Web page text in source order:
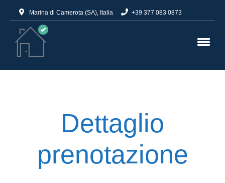
Marina di Camerota (SA), Italia +39 377 083 0873
Dettaglio
prenotazione